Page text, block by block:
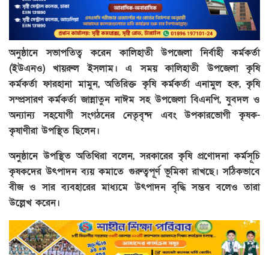
অনুষ্ঠানে সভাপতিত্ব করেন কালিহাতী উপজেলা নির্বাহী কর্মকর্তা
(ইউএনও) খায়রুল ইসলাম। এ সময় কালিহাতী উপজেলা কৃষি
কর্মকর্তা ফারহানা মামুন, অতিরিক্ত কৃষি কর্মকর্তা এনামুল হক, কৃষি
সম্প্রসারণ কর্মকর্তা জান্নাতুন নাঈম সহ উপজেলা বিএনপি, যুবদল ও
অন্যান্য সহযোগী সংগঠনের নেতৃবৃন্দ এবং উপকারভোগী কৃষক-
কৃষাণীরা উপস্থিত ছিলেন।
অনুষ্ঠানে উপস্থিত অতিথিরা বলেন, সরকারের কৃষি প্রণোদনা কর্মসূচি
কৃষকদের উৎপাদন ব্যয় কমাতে গুরুত্বপূর্ণ ভূমিকা রাখছে। সঠিকভাবে
বীজ ও সার ব্যবহারের মাধ্যমে উৎপাদন বৃদ্ধি সম্ভব বলেও তারা
উল্লেখ করেন।